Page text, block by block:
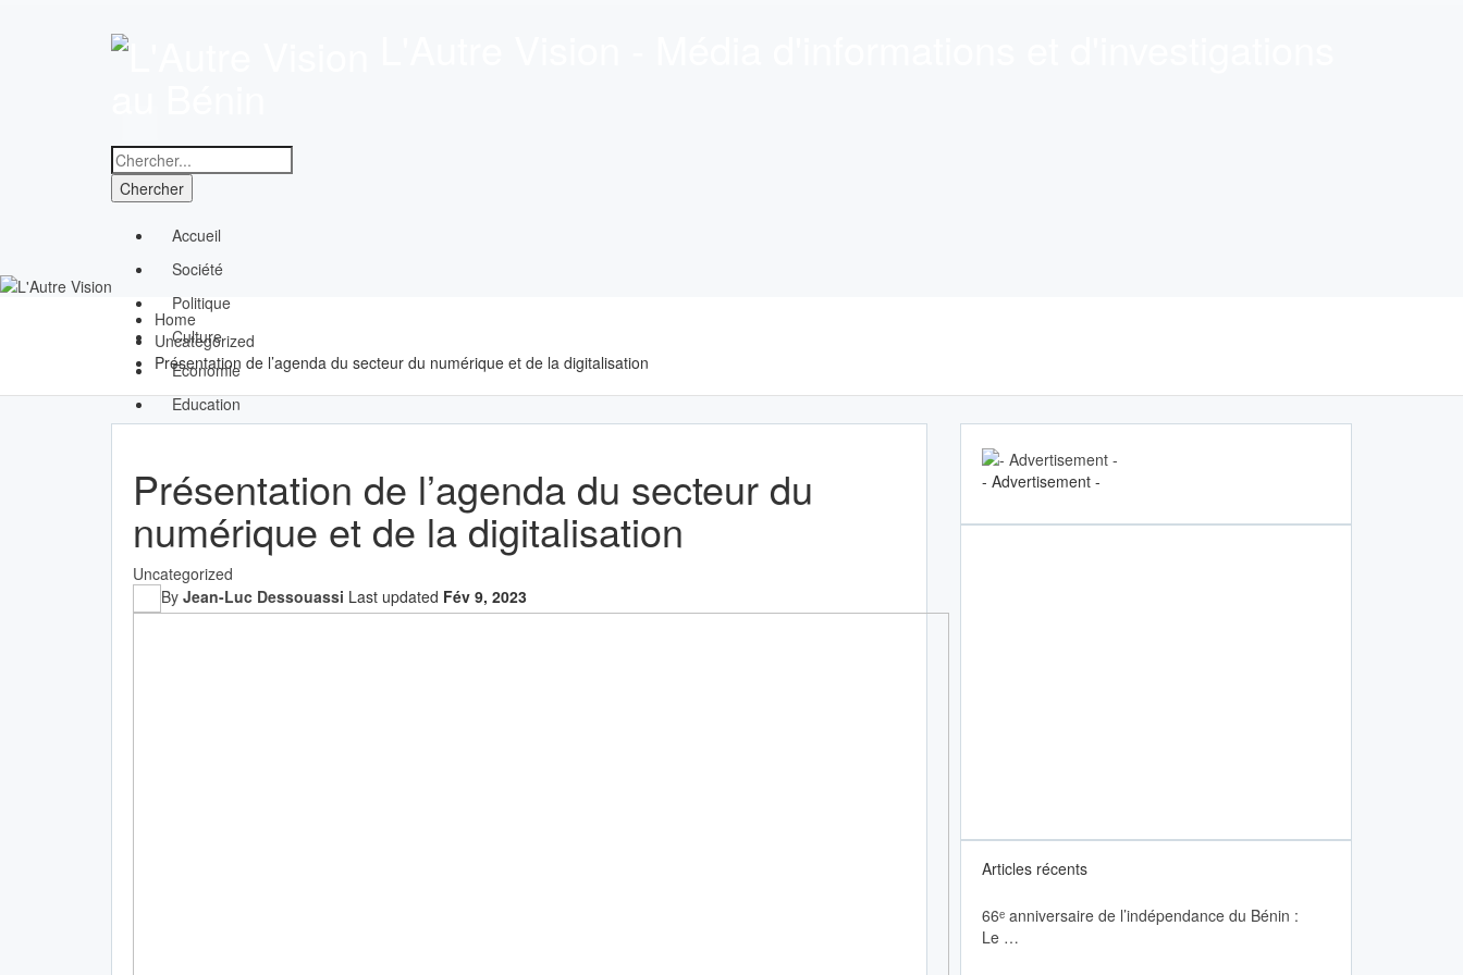
Accueil
Société
Politique
Culture
Economie
Education
Santé
International
Enquêtes
Web TV
Home
Uncategorized
Présentation de l’agenda du secteur du numérique et de la digitalisation
Présentation de l’agenda du secteur du
numérique et de la digitalisation
Uncategorized
By Jean-Luc Dessouassi Last updated Fév 9, 2023
- Advertisement -
Articles récents
66ᵉ anniversaire de l’indépendance du Bénin :
Le …